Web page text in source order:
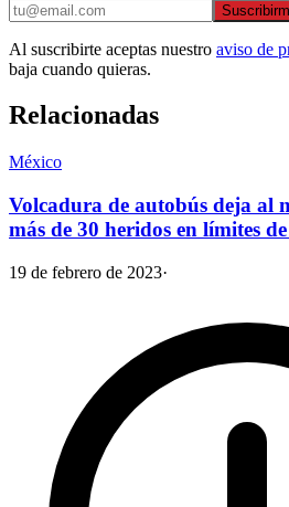
Al suscribirte aceptas nuestro aviso de
baja cuando quieras.
Relacionadas
México
Volcadura de autobús deja al
más de 30 heridos en límites
19 de febrero de 2023·